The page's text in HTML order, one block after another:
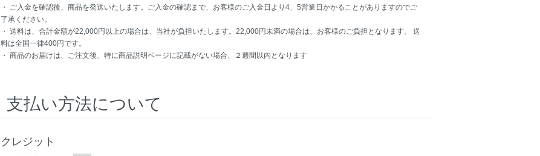
・ ご入金を確認後、商品を発送いたします。ご入金の確認まで、お客様のご入金日より4、5営業日かかることがありますのでご
了承ください。
・ 送料は、合計金額が22,000円以上の場合は、当社が負担いたします。22,000円未満の場合は、お客様のご負担となります。 送
料は全国一律400円です。
・ 商品のお届けは、ご注文後、特に商品説明ページに記載がない場合、２週間以内となります
支払い方法について
クレジット